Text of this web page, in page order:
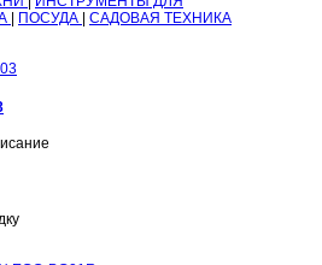
ПОСУДА
САДОВАЯ ТЕХНИКА